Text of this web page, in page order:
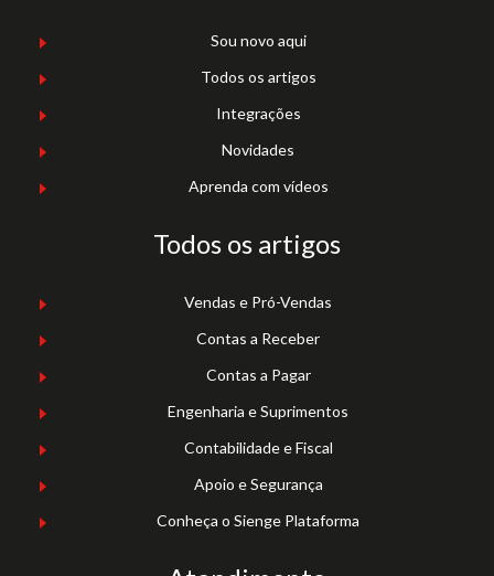
Sou novo aqui
Todos os artigos
Integrações
Novidades
Aprenda com vídeos
Todos os artigos
Vendas e Pró-Vendas
Contas a Receber
Contas a Pagar
Engenharia e Suprimentos
Contabilidade e Fiscal
Apoio e Segurança
Conheça o Sienge Plataforma